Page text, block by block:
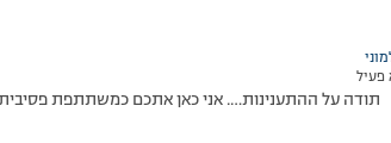
פעיל
תודה על ההתענינות…. אני כאן אתכם כמשתתפת